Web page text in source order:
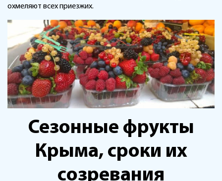
охмеляют всех приезжих.
Сезонные фрукты
Крыма, сроки их
созревания